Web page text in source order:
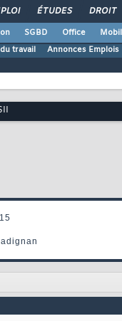
ÉTUDES DROIT
SGBD Office
travail Annonces Emplois